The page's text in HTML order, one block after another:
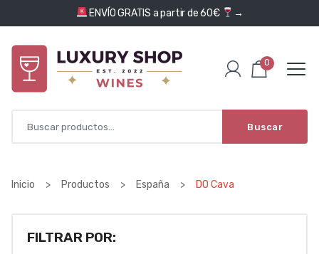
Saltar al contenidoENVÍO GRATIS a partir de 60€ →
Buscar
0
Inicio > Productos > España > DO Cava
FILTRAR POR: